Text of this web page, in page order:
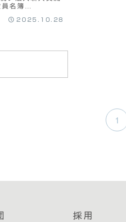
名簿
2025.10.28
1
採用